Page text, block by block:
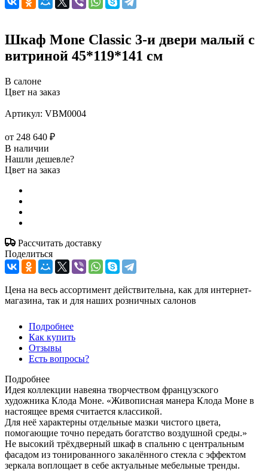
Шкаф Mone Classic 3-и двери малый с
витриной 45*119*141 см
В салоне
Цвет на заказ
Артикул: VBM0004
от 248 640 ₽
В наличии
Нашли дешевле?
Цвет на заказ
Рассчитать доставку
Поделиться
Цена на весь ассортимент действительна, как для интернет-
магазина, так и для наших розничных салонов
Подробнее
Как купить
Отзывы
Есть вопросы?
Подробнее
Идея коллекции навеяна творчеством французского
художника Клода Моне. «Живописная манера Клода Моне в
настоящее время считается классикой.
Для неё характерны отдельные мазки чистого цвета,
помогающие точно передать богатство воздушной среды.»
Не высокий трёхдверный шкаф в спальню с центральным
фасадом из тонированного закалённого стекла с эффектом
зеркала воплощает в себе актуальные мебельные тренды.